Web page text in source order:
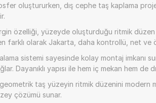
oluştururken, dış cephe taş kaplama
özelliği, yüzeyde oluşturduğu ritmik
farklı olarak Jakarta, daha kontrollü, net ve
sistemi sayesinde kolay montaj imkanı
Dayanıklı yapısı ile hem iç mekan hem de
taş yüzeyin ritmik düzenini modern
çözümü sunar.